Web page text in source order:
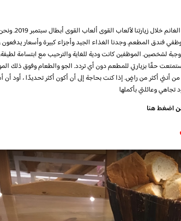
بقينا في المنطقة
فندق المطعم. وجدنا الغذاء الجيد وأجزاء كبيرة وأسعار
​​£ 11 -12 لكل وجبة لشخصين. الموظفين كانت ودية للغاية والترحيب مع
حقًا بزيارتي للمطعم دون أي تردد. الجو والطعام وفوق ذلك
أنني أكثر من راضٍ. إذا كنت بحاجة إلى أن أكون أكثر تحديدًا ، أود أن
تجاهي وعائلتي بأكملها
اضغط هنا